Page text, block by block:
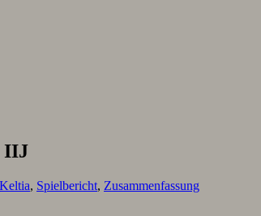
IIJ
Keltia, Spielbericht, Zusammenfassung